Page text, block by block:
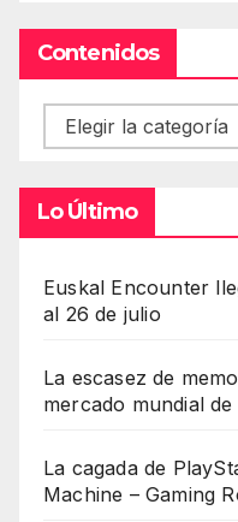
Contenidos
Contenidos
Lo Último
Euskal Encounter
al 26 de julio
La escasez de
mercado mundial de
La cagada de
Machine – Gaming